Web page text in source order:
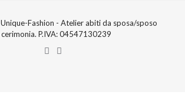
Fashion - Atelier abiti da sposa/sposo
cerimonia. P.IVA: 04547130239